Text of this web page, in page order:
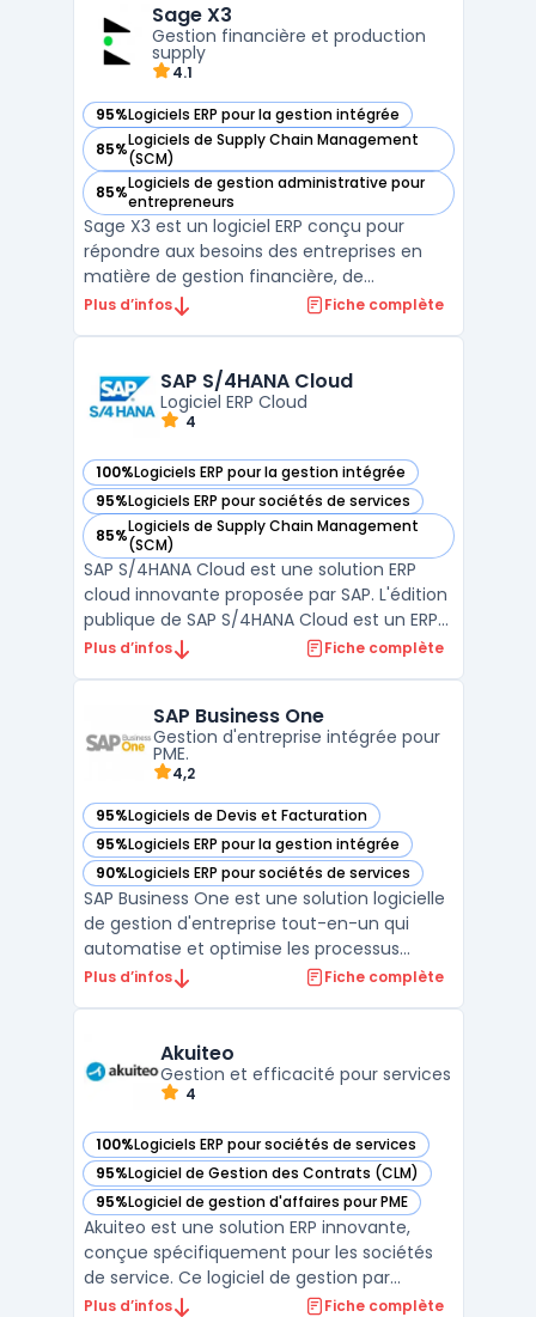
données en temps réel et de proposer des
recommanda ...
Sage X3
Gestion financière et production
supply
4.1
95%Logiciels ERP pour la gestion intégrée
— voir Sage X3 dans cette catégorie
85%Logiciels de Supply Chain Management
(SCM)
— voir Sage X3 dans cette catégorie
85%Logiciels de gestion administrative pour
entrepreneurs
— voir Sage X3 dans cette catégorie
Sage X3 est un logiciel ERP conçu pour
répondre aux besoins des entreprises en
matière de gestion financière, de
production et de chaîne
d'automatiser leurs processus, offrant ainsi
un gain de temps et une meilleure prise d ...
Plus d’infos Fiche complète
SAP S/4HANA Cloud
Logiciel ERP Cloud
4
100%Logiciels ERP pour la gestion intégrée
— voir SAP S/4HANA Cloud dans cette catégorie
95%Logiciels ERP pour sociétés de services
— voir SAP S/4HANA Cloud dans cette catégorie
85%Logiciels de Supply Chain Management
(SCM)
— voir SAP S/4HANA Cloud dans cette catégorie
SAP S/4HANA Cloud est une solution ERP
cloud innovante proposée par SAP. L'édition
publique de SAP S/4HANA Cloud est un ERP
cloud prêt à l'emploi qui intègre les
solution permet aux entreprises d'adopter
les meilleur ...
Plus d’infos Fiche complète
SAP Business One
Gestion d'entreprise intégrée pour
PME.
4,2
95%Logiciels de Devis et Facturation
— voir SAP Business One dans cette catégorie
95%Logiciels ERP pour la gestion intégrée
— voir SAP Business One dans cette catégorie
90%Logiciels ERP pour sociétés de services
— voir SAP Business One dans cette catégorie
SAP Business One est une solution logicielle
de gestion d'entreprise tout-en-un qui
automatise et optimise les processus
métier clés, y compris la gestion des stocks,
maximiser leur productivité, à améliorer leur
...
Plus d’infos Fiche complète
Akuiteo
Gestion et efficacité pour services
4
100%Logiciels ERP pour sociétés de services
— voir Akuiteo dans cette catégorie
95%Logiciel de Gestion des Contrats (CLM)
— voir Akuiteo dans cette catégorie
95%Logiciel de gestion d'affaires pour PME
— voir Akuiteo dans cette catégorie
Akuiteo est une solution ERP innovante,
conçue spécifiquement pour les sociétés
de service. Ce logiciel de gestion par
affaires offre une plateforme complète
Plus d’infos Fiche complète